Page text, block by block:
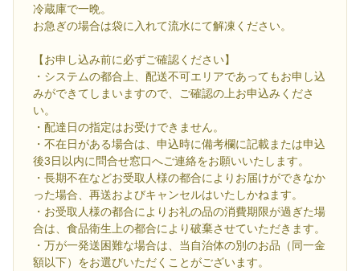
冷蔵庫で一晩。
お急ぎの場合は袋に入れて流水にて解凍ください。
【お申し込み前に必ずご確認ください】
・システムの都合上、配送不可エリアであってもお申し込
みができてしまいますので、ご確認の上お申込みくださ
い。
・配達日の指定はお受けできません。
・不在日がある場合は、申込時に備考欄に記載または申込
後3日以内に問合せ窓口へご連絡をお願いいたします。
・長期不在などお受取人様の都合によりお届けができなか
った場合、再送およびキャンセルはいたしかねます。
・お受取人様の都合によりお礼の品の消費期限が過ぎた場
合は、食品衛生上の都合により破棄させていただきます。
・万が一発送困難な場合は、当自治体の別のお品（同一金
額以下）をお選びいただくことがございます。